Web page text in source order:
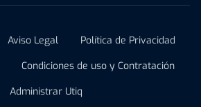
Aviso Legal
Política de Privacidad
Condiciones de uso y Contratación
Administrar Utiq